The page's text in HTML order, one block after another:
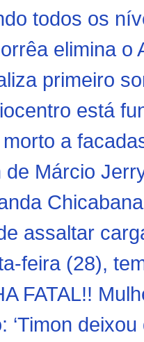
todos os
elimina o
primeiro
está
a
de Márcio
assaltar
feira (28),
FATAL!!
‘Timon